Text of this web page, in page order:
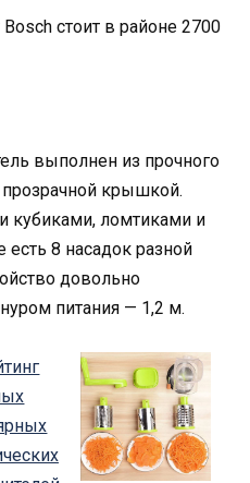
стоит в районе 2700
выполнен из прочного
прозрачной крышкой.
кубиками, ломтиками и
8 насадок разной
довольно
питания — 1,2 м.